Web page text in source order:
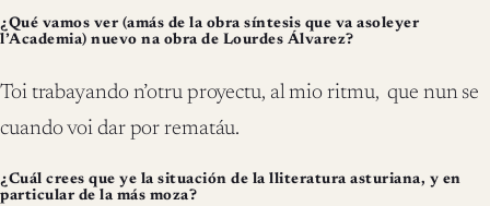
¿Qué vamos ver (amás de la obra síntesis que va asoleyer
l’Academia) nuevo na obra de Lourdes Álvarez?
Toi trabayando n’otru proyectu, al mio ritmu, que nun se
cuando voi dar por rematáu.
¿Cuál crees que ye la situación de la lliteratura asturiana, y en
particular de la más moza?